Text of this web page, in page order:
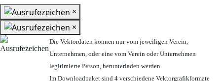
×
×
Die Vektordaten können nur vom jeweiligen Verein,
Unternehmen, oder eine vom Verein oder Unternehmen
legitimierte Person, herunterladen werden.
Im Downloadpaket sind 4 verschiedene Vektorgrafikformate